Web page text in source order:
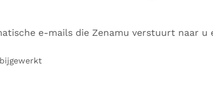
e-mails die Zenamu verstuurt naar u